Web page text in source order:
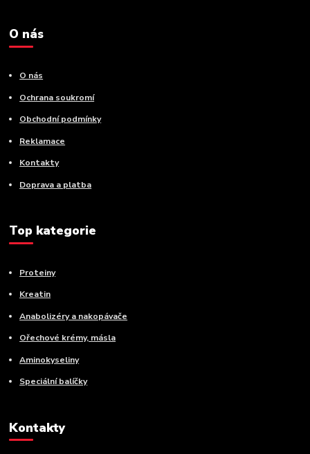
O nás
O nás
Ochrana soukromí
Obchodní podmínky
Reklamace
Kontakty
Doprava a platba
Top kategorie
Proteiny
Kreatin
Anabolizéry a nakopávače
Ořechové krémy, másla
Aminokyseliny
Speciální balíčky
Kontakty